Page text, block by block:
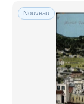
Livraison
Méthodes de
Visa
Nouveau